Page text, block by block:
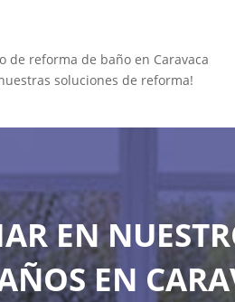
de reforma de baño en Caravaca
soluciones de reforma!
EN
EN